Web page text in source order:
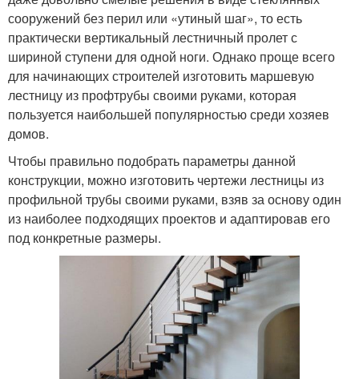
сооружений без перил или «утиный шаг», то есть
практически вертикальный лестничный пролет с
шириной ступени для одной ноги. Однако проще всего
для начинающих строителей изготовить маршевую
лестницу из профтрубы своими руками, которая
пользуется наибольшей популярностью среди хозяев
домов.
Чтобы правильно подобрать параметры данной
конструкции, можно изготовить чертежи лестницы из
профильной трубы своими руками, взяв за основу один
из наиболее подходящих проектов и адаптировав его
под конкретные размеры.